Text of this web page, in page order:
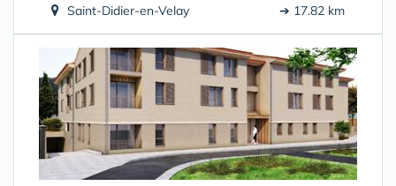
Saint-Didier-en-Velay ➔ 17.82 km